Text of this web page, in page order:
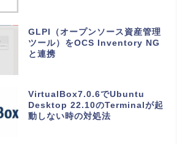
GLPI（オープンソース資産管理
ツール）をOCS Inventory NG
と連携
VirtualBox7.0.6でUbuntu
Desktop 22.10のTerminalが起
動しない時の対処法